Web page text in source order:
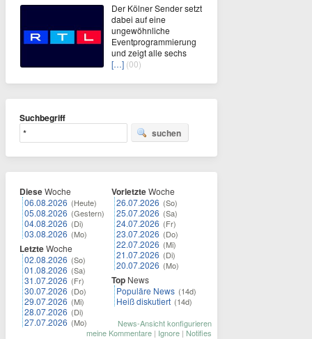
Der Kölner Sender setzt
dabei auf eine
ungewöhnliche
Eventprogrammierung
und zeigt alle sechs
[…] (00)
Suchbegriff
suchen
DieseWoche
06.08.2026 (Heute)
05.08.2026 (Gestern)
04.08.2026 (Di)
03.08.2026 (Mo)
LetzteWoche
02.08.2026 (So)
01.08.2026 (Sa)
31.07.2026 (Fr)
30.07.2026 (Do)
29.07.2026 (Mi)
28.07.2026 (Di)
27.07.2026 (Mo)
VorletzteWoche
26.07.2026 (So)
25.07.2026 (Sa)
24.07.2026 (Fr)
23.07.2026 (Do)
22.07.2026 (Mi)
21.07.2026 (Di)
20.07.2026 (Mo)
Top News
Populäre News (14d)
Heiß diskutiert (14d)
News-Ansicht konfigurieren
meine Kommentare | Ignore | Notifies